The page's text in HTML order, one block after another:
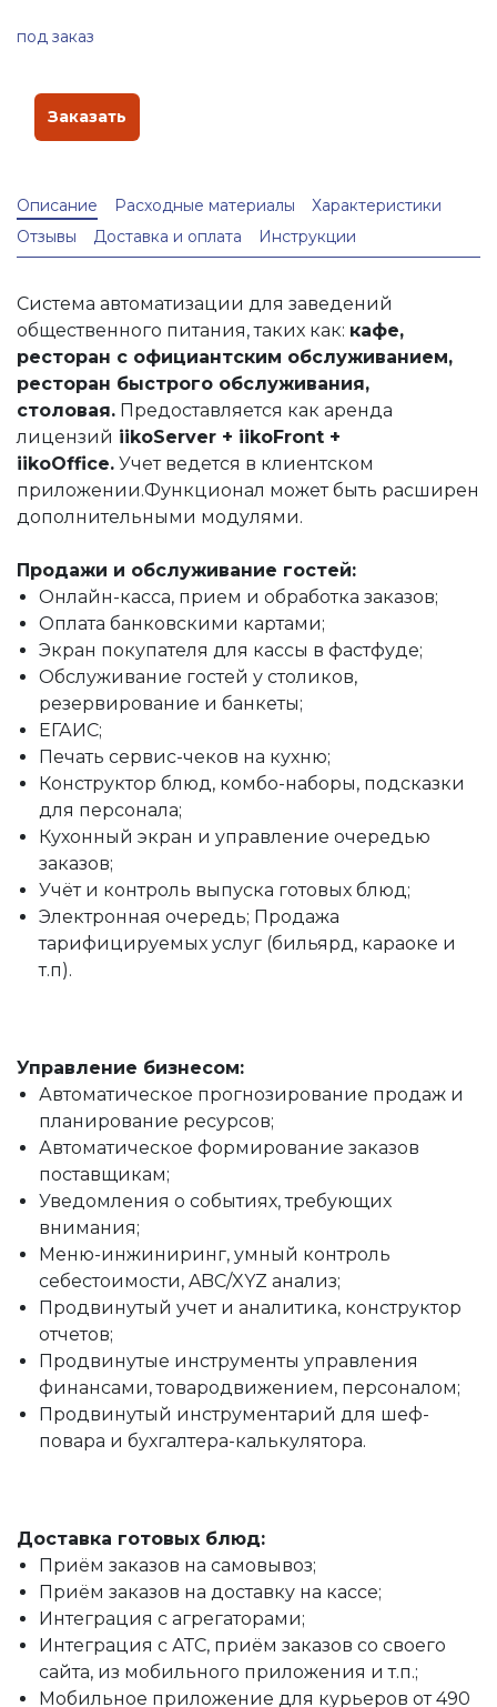
под заказ
Заказать
Описание Расходные материалы
Характеристики
Отзывы
Доставка и оплата Инструкции
Система автоматизации для заведений
общественного питания, таких как: кафе,
ресторан с официантским обслуживанием,
ресторан быстрого обслуживания,
столовая. Предоставляется как аренда
лицензий iikoServer + iikoFront +
iikoOffice. Учет ведется в клиентском
приложении.Функционал может быть расширен
дополнительными модулями.
Продажи и обслуживание гостей:
Онлайн-касса, прием и обработка заказов;
Оплата банковскими картами;
Экран покупателя для кассы в фастфуде;
Обслуживание гостей у столиков,
резервирование и банкеты;
ЕГАИС;
Печать сервис-чеков на кухню;
Конструктор блюд, комбо-наборы, подсказки
для персонала;
Кухонный экран и управление очередью
заказов;
Учёт и контроль выпуска готовых блюд;
Электронная очередь; Продажа
тарифицируемых услуг (бильярд, караоке и
т.п).
Управление бизнесом:
Автоматическое прогнозирование продаж и
планирование ресурсов;
Автоматическое формирование заказов
поставщикам;
Уведомления о событиях, требующих
внимания;
Меню-инжиниринг, умный контроль
себестоимости, ABC/XYZ анализ;
Продвинутый учет и аналитика, конструктор
отчетов;
Продвинутые инструменты управления
финансами, товародвижением, персоналом;
Продвинутый инструментарий для шеф-
повара и бухгалтера-калькулятора.
Доставка готовых блюд:
Приём заказов на самовывоз;
Приём заказов на доставку на кассе;
Интеграция с агрегаторами;
Интеграция с АТС, приём заказов со своего
сайта, из мобильного приложения и т.п.;
Мобильное приложение для курьеров от 490